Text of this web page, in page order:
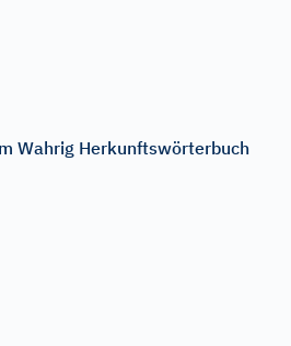
Wahrig Herkunftswörterbuch